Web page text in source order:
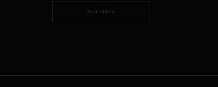
Anmelden